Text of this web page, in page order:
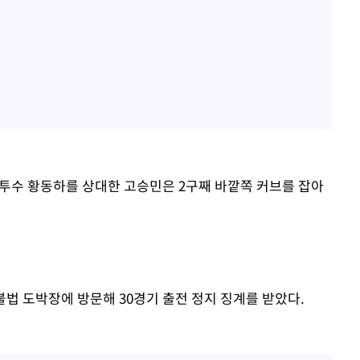
수 황동하를 상대한 고승민은 2구째 바깥쪽 커브를 잡아
도박장에 방문해 30경기 출전 정지 징계를 받았다.